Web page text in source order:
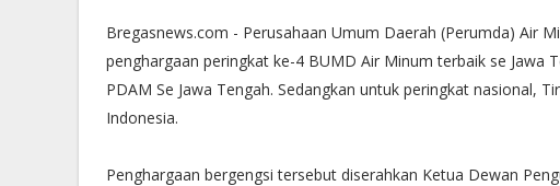
Bregasnews.com - Perusahaan Umum Daerah (Perumda) Air
penghargaan peringkat ke-4 BUMD Air Minum terbaik se Jawa
PDAM Se Jawa Tengah. Sedangkan untuk peringkat nasional,
Indonesia.
Penghargaan bergengsi tersebut diserahkan Ketua Dewan